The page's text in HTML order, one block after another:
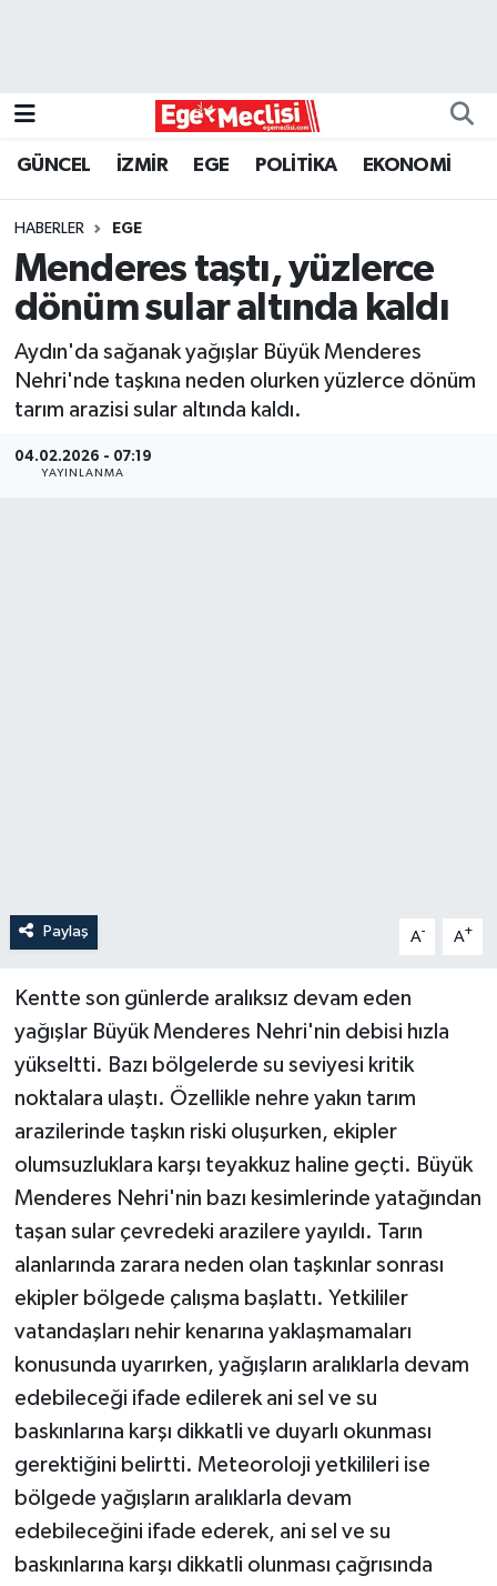
GÜNCEL İZMİR EGE POLİTİKA EKONOMİ
HABERLER EGE
Menderes taştı, yüzlerce
dönüm sular altında kaldı
Aydın'da sağanak yağışlar Büyük Menderes
Nehri'nde taşkına neden olurken yüzlerce dönüm
tarım arazisi sular altında kaldı.
04.02.2026 - 07:19
YAYINLANMA
Paylaş A- A+
Kentte son günlerde aralıksız devam eden
yağışlar Büyük Menderes Nehri'nin debisi hızla
yükseltti. Bazı bölgelerde su seviyesi kritik
noktalara ulaştı. Özellikle nehre yakın tarım
arazilerinde taşkın riski oluşurken, ekipler
olumsuzluklara karşı teyakkuz haline geçti. Büyük
Menderes Nehri'nin bazı kesimlerinde yatağından
taşan sular çevredeki arazilere yayıldı. Tarın
alanlarında zarara neden olan taşkınlar sonrası
ekipler bölgede çalışma başlattı. Yetkililer
vatandaşları nehir kenarına yaklaşmamaları
konusunda uyarırken, yağışların aralıklarla devam
edebileceği ifade edilerek ani sel ve su
baskınlarına karşı dikkatli ve duyarlı okunması
gerektiğini belirtti. Meteoroloji yetkilileri ise
bölgede yağışların aralıklarla devam
edebileceğini ifade ederek, ani sel ve su
baskınlarına karşı dikkatli olunması çağrısında
GÜNCEL
İZMİR
ÖZEL HABER
POLİTİKA
SPOR